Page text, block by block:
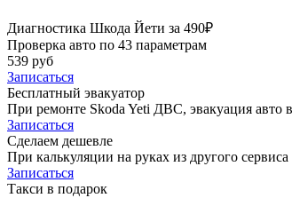
Диагностика Шкода Йети за 490₽
Проверка авто по 43 параметрам
539 руб
Записаться
Бесплатный эвакуатор
При ремонте Skoda Yeti ДВС, эвакуация
Записаться
Сделаем дешевле
При калькуляции на руках из другого
Записаться
Такси в подарок